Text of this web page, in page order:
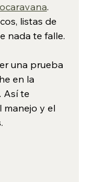
.
listas de
nada te falle.
una prueba
en la
Así te
manejo y el